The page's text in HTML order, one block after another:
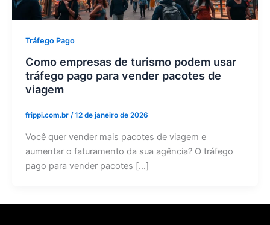
Tráfego Pago
Como empresas de turismo podem usar
tráfego pago para vender pacotes de
viagem
frippi.com.br /12 de janeiro de 2026
Você quer vender mais pacotes de viagem e
aumentar o faturamento da sua agência? O tráfego
pago para vender pacotes […]